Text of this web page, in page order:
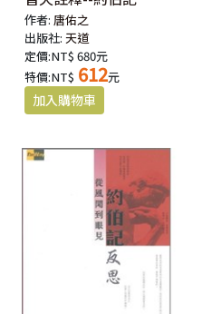
作者:唐佑之
出版社:天道
定價:NT$ 680元
特價:NT$ 612元